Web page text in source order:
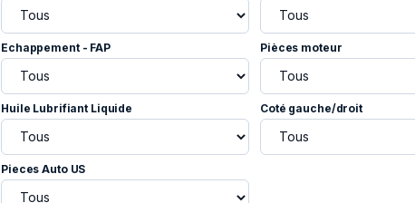
Echappement - FAP Pièces moteur
Huile Lubrifiant Liquide Coté gauche/droit
Pieces Auto US